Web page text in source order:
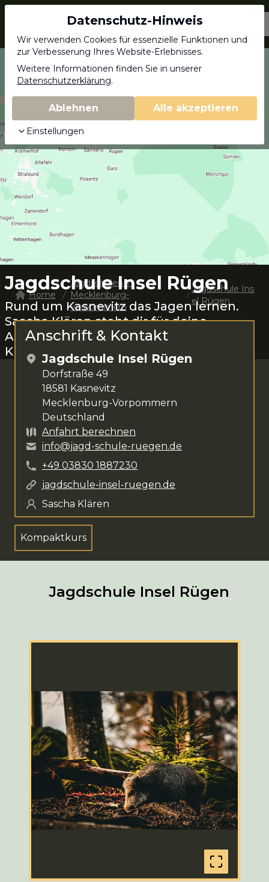
Jagdschein.com
Jagdschule Insel Rügen
Rund um Kasnevitz das Jagen lernen.
Sascha Klärensteht dir für deine
Anliegen zur Verfügung. Das
Kursangebot umfasst
Kompaktkurs
Home
Jagdschulen in
Mecklenburg-
Vorpommern
Jagdschule Ins
el Rügen
Anschrift & Kontakt
Jagdschule Insel Rügen
Dorfstraße 49
18581 Kasnevitz
Mecklenburg-Vorpommern
Deutschland
Anfahrt berechnen
info@jagd-schule-ruegen.de
+49 03830 1887230
jagdschule-insel-ruegen.de
Sascha Klären
Kompaktkurs
Jagdschule Insel Rügen
Datenschutz-Hinweis
Wir verwenden Cookies für essenzielle Funktionen und
zur Verbesserung Ihres Website-Erlebnisses.
Weitere Informationen finden Sie in unserer
Datenschutzerklärung.
Ablehnen Alle akzeptieren
Einstellungen